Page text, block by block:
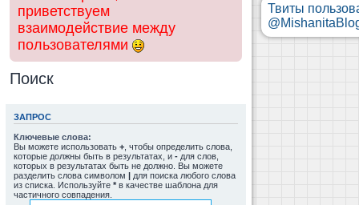
приветствуем
взаимодействие между
пользователями
Поиск
ЗАПРОС
Ключевые слова:
Вы можете использовать + , чтобы определить слова,
которые должны быть в результатах, и - для слов,
которых в результатах быть не должно. Вы можете
разделить слова символом | для поиска любого слова
из списка. Используйте * в качестве шаблона для
частичного совпадения.
Твиты